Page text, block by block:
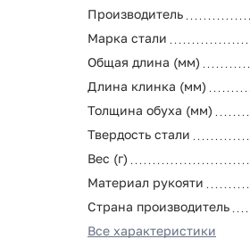
Производитель
Марка стали
Общая длина (мм)
Длина клинка (мм)
Толщина обуха (мм)
Твердость стали
Вес (г)
Материал рукояти
Страна производитель
Все характеристики